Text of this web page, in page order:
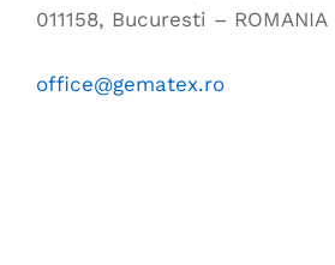
011158, Bucuresti – ROMANIA
office@gematex.ro